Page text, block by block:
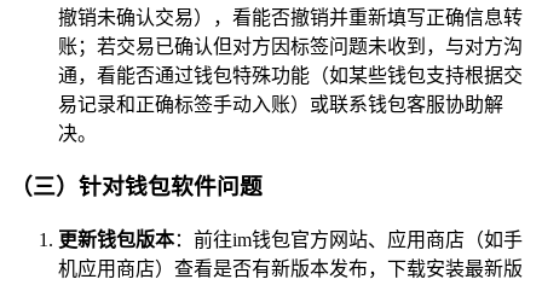
撤销未确认交易），看能否撤销并重新填写正确信息转
账；若交易已确认但对方因标签问题未收到，与对方沟
通，看能否通过钱包特殊功能（如某些钱包支持根据交
易记录和正确标签手动入账）或联系钱包客服协助解
决。
（三）针对钱包软件问题
更新钱包版本：前往im钱包官方网站、应用商店（如手
机应用商店）查看是否有新版本发布，下载安装最新版